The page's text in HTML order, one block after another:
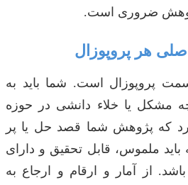
ضروری است.
هر پروپوزال
پروپوزال است. شما باید به
مشکل یا خلاء دانشی در حوزه
که پژوهش شما قصد حل یا پر
ملموس، قابل تحقیق و دارای
از آمار و ارقام و ارجاع به